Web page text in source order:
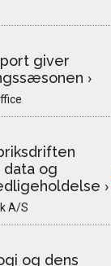
giver
›
og
›
A/S
og dens